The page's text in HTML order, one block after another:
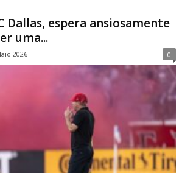
Dallas, espera ansiosamente
uma...
2026 0